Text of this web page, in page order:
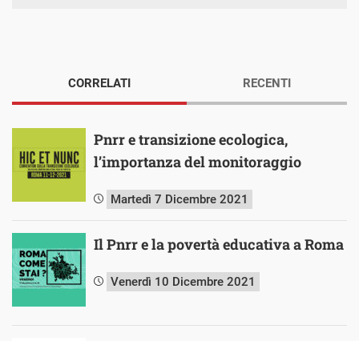
CORRELATI
Pnrr e transizione ecologica,
l’importanza del monitoraggio
Martedì 7 Dicembre 2021
Il Pnrr e la povertà educativa a Roma
Venerdì 10 Dicembre 2021
RECENTI